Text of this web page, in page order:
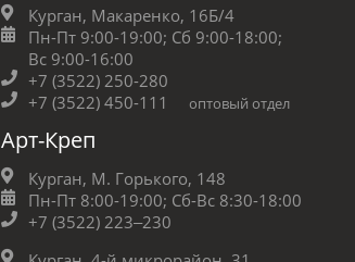
Курган, Макаренко, 16Б/4
Пн-Пт 9:00-19:00; Сб 9:00-18:00;
Вс 9:00-16:00
+7 (3522) 250-280
+7 (3522) 450-111
оптовый отдел
Арт-Креп
Курган, М. Горького, 148
Пн-Пт 8:00-19:00; Сб-Вс 8:30-18:00
+7 (3522) 223‒230